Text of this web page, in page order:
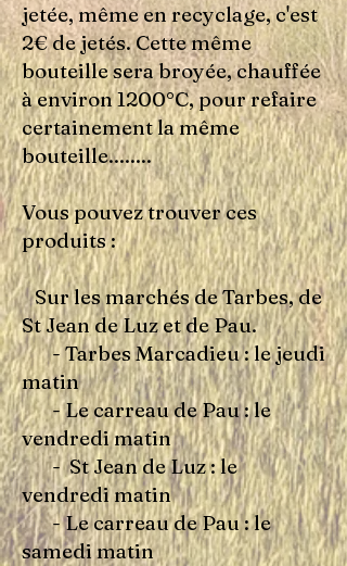
jetée, même en recyclage, c'est
2€ de jetés. Cette même
bouteille sera broyée, chauffée
à environ 1200°C, pour refaire
certainement la même
bouteille........
Vous pouvez trouver ces
produits :
Sur les marchés de Tarbes, de
St Jean de Luz et de Pau.
- Tarbes Marcadieu : le jeudi
matin
- Le carreau de Pau : le
vendredi matin
- St Jean de Luz : le
vendredi matin
- Le carreau de Pau : le
samedi matin